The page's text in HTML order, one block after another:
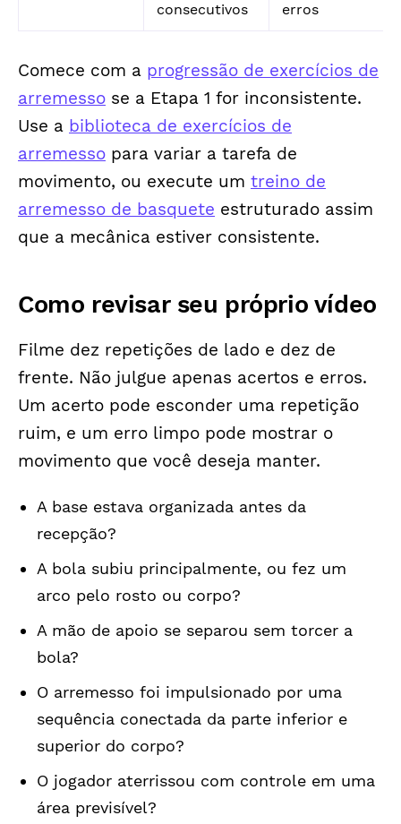
consecutivos
erros
Comece com a progressão de exercícios de
arremesso se a Etapa 1 for inconsistente.
Use a biblioteca de exercícios de
arremesso para variar a tarefa de
movimento, ou execute um treino de
arremesso de basquete estruturado assim
que a mecânica estiver consistente.
Como revisar seu próprio vídeo
Filme dez repetições de lado e dez de
frente. Não julgue apenas acertos e erros.
Um acerto pode esconder uma repetição
ruim, e um erro limpo pode mostrar o
movimento que você deseja manter.
A base estava organizada antes da
recepção?
A bola subiu principalmente, ou fez um
arco pelo rosto ou corpo?
A mão de apoio se separou sem torcer a
bola?
O arremesso foi impulsionado por uma
sequência conectada da parte inferior e
superior do corpo?
O jogador aterrissou com controle em uma
área previsível?